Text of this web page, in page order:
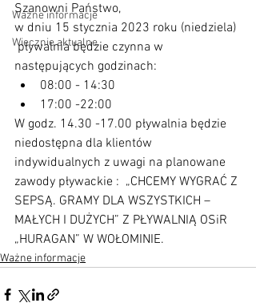
Ważne informacje
Wiecznie aktualne
Szanowni Państwo,
w dniu 15 stycznia 2023 roku (niedziela)
pływalnia będzie czynna w
następujących godzinach:
08:00 - 14:30
17:00 -22:00
W godz. 14.30 -17.00 pływalnia będzie
niedostępna dla klientów
indywidualnych z uwagi na planowane
zawody pływackie :  „CHCEMY WYGRAĆ Z
SEPSĄ. GRAMY DLA WSZYSTKICH –
MAŁYCH I DUŻYCH” Z PŁYWALNIĄ OSiR
„HURAGAN” W WOŁOMINIE.
Ważne informacje